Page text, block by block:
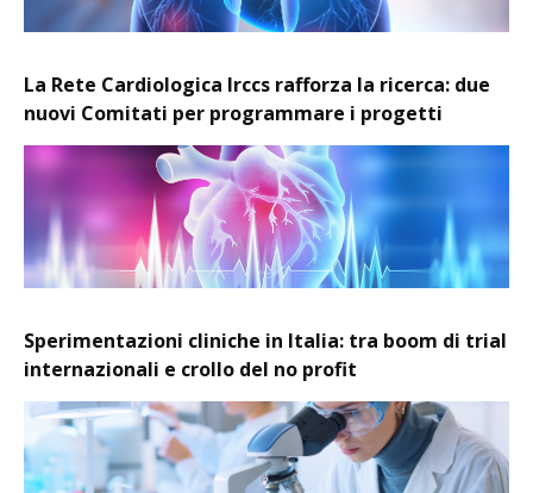
La Rete Cardiologica Irccs rafforza la ricerca: due
nuovi Comitati per programmare i progetti
Sperimentazioni cliniche in Italia: tra boom di trial
internazionali e crollo del no profit